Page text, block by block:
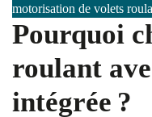
motorisation de volets
Pourquoi
roulant
intégrée ?